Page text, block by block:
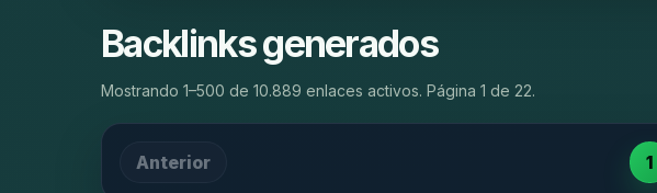
Backlinks generados
Mostrando 1–500 de 10.889 enlaces activos. Página 1 de 22.
Anterior 1